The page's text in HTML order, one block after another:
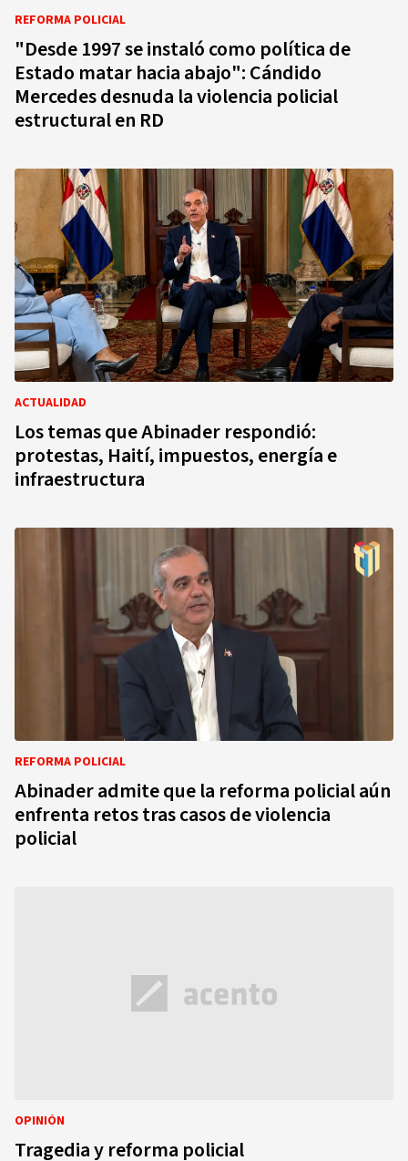
REFORMA POLICIAL
"Desde 1997 se instaló como política de
Estado matar hacia abajo": Cándido
Mercedes desnuda la violencia policial
estructural en RD
ACTUALIDAD
Los temas que Abinader respondió:
protestas, Haití, impuestos, energía e
infraestructura
REFORMA POLICIAL
Abinader admite que la reforma policial aún
enfrenta retos tras casos de violencia
policial
OPINIÓN
Tragedia y reforma policial